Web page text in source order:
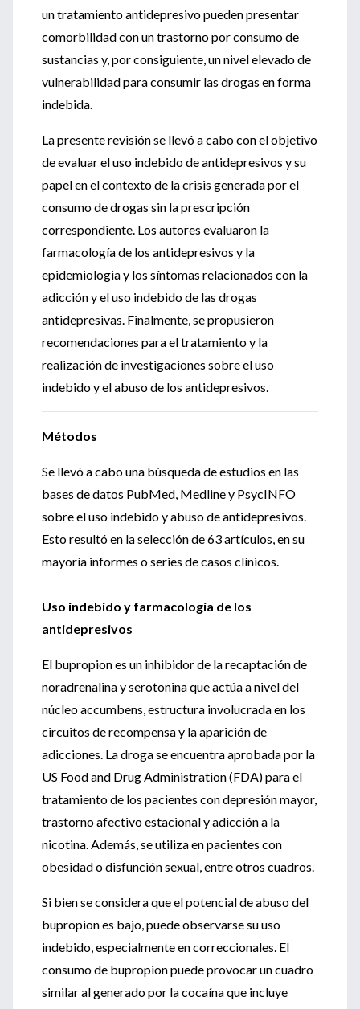
un tratamiento antidepresivo pueden presentar
comorbilidad con un trastorno por consumo de
sustancias y, por consiguiente, un nivel elevado de
vulnerabilidad para consumir las drogas en forma
indebida.
La presente revisión se llevó a cabo con el objetivo
de evaluar el uso indebido de antidepresivos y su
papel en el contexto de la crisis generada por el
consumo de drogas sin la prescripción
correspondiente. Los autores evaluaron la
farmacología de los antidepresivos y la
epidemiologia y los síntomas relacionados con la
adicción y el uso indebido de las drogas
antidepresivas. Finalmente, se propusieron
recomendaciones para el tratamiento y la
realización de investigaciones sobre el uso
indebido y el abuso de los antidepresivos.
Métodos
Se llevó a cabo una búsqueda de estudios en las
bases de datos PubMed, Medline y PsycINFO
sobre el uso indebido y abuso de antidepresivos.
Esto resultó en la selección de 63 artículos, en su
mayoría informes o series de casos clínicos.
Uso indebido y farmacología de los
antidepresivos
El bupropion es un inhibidor de la recaptación de
noradrenalina y serotonina que actúa a nivel del
núcleo accumbens, estructura involucrada en los
circuitos de recompensa y la aparición de
adicciones. La droga se encuentra aprobada por la
US Food and Drug Administration (FDA) para el
tratamiento de los pacientes con depresión mayor,
trastorno afectivo estacional y adicción a la
nicotina. Además, se utiliza en pacientes con
obesidad o disfunción sexual, entre otros cuadros.
Si bien se considera que el potencial de abuso del
bupropion es bajo, puede observarse su uso
indebido, especialmente en correccionales. El
consumo de bupropion puede provocar un cuadro
similar al generado por la cocaína que incluye